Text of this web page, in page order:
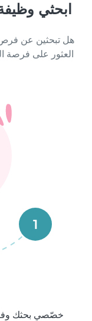
ابحثي
هل تبحثين عن فرص
العثور على فرصة
1
خصّصي بحثك